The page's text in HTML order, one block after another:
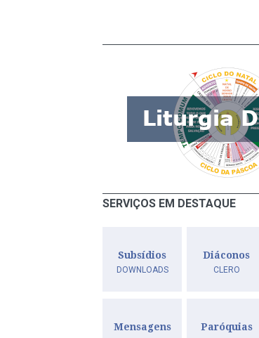
SERVIÇOS EM DESTAQUE
Subsídios
DOWNLOADS
Diáconos
CLERO
Mensagens Paróquias